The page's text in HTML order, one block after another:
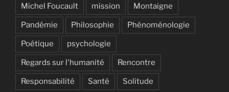
Michel Foucault mission Montaigne
Pandémie Philosophie Phénoménologie
Poétique psychologie
Regards sur l'humanité Rencontre
Responsabilité Santé Solitude